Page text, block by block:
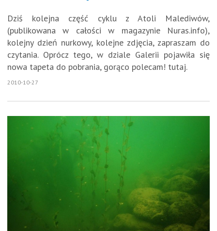
Dziś kolejna część cyklu z Atoli Malediwów,
(publikowana w całości w magazynie Nuras.info),
kolejny dzień nurkowy, kolejne zdjęcia, zapraszam do
czytania. Oprócz tego, w dziale Galerii pojawiła się
nowa tapeta do pobrania, gorąco polecam! tutaj.
2010-10-27